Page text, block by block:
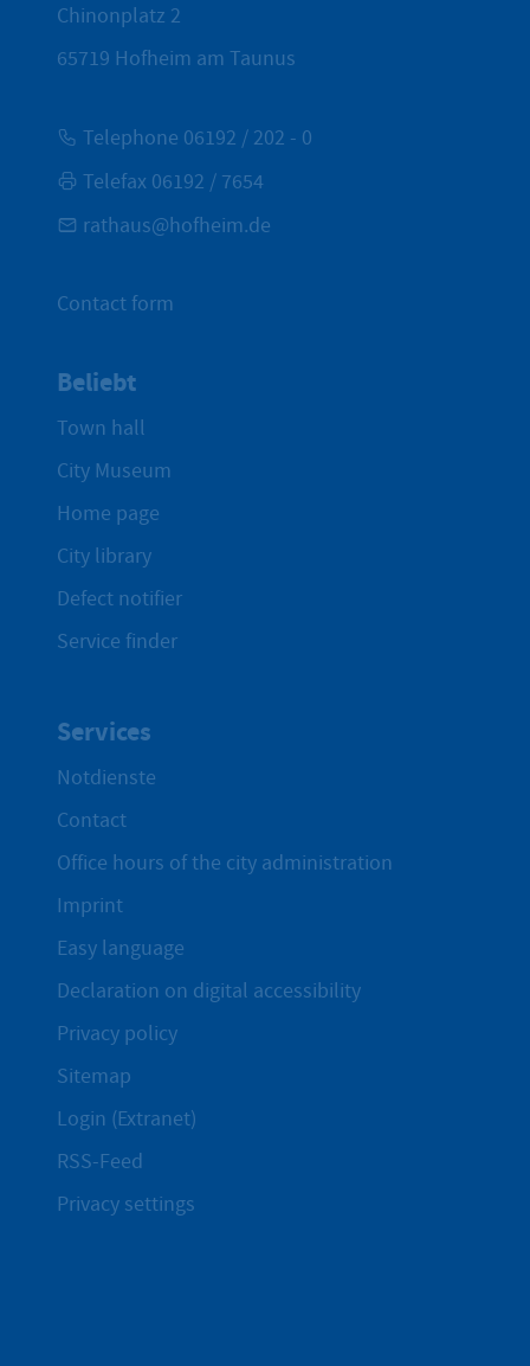
Chinonplatz 2
65719 Hofheim am Taunus
Telephone 06192 / 202 - 0
Telefax 06192 / 7654
rathaus@hofheim.de
Contact form
Beliebt
Town hall
City Museum
Home page
City library
Defect notifier
Service finder
Services
Notdienste
Contact
Office hours of the city administration
Imprint
Easy language
Declaration on digital accessibility
Privacy policy
Sitemap
Login (Extranet)
RSS-Feed
Privacy settings